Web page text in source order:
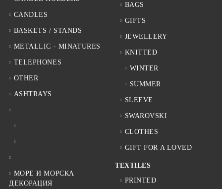
CANDLES
BASKETS / STANDS
METALLIC - MINATURES
TELEPHONES
OTHER
ASHTRAYS
МОРЕ И МОРСКА
ДЕКОРАЦИЯ
BAGS
GIFTS
JEWELLERY
KNITTED
WINTER
SUMMER
SLEEVE
SWAROVSKI
CLOTHES
GIFT FOR A LOVED
TEXTILES
PRINTED